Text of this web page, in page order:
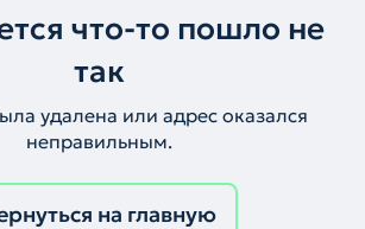
что-то пошло не
так
удалена или адрес оказался
неправильным.
на главную